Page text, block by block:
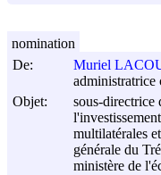
De:
Muriel
administratrice
Objet:
sous-directrice
multilatérales
générale du
ministère de
nomination